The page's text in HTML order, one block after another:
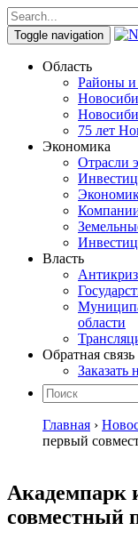
Toggle navigation
Область
Районы и
75 лет
Экономика
Отрасли
Власть
области
Обратная связь
Заказать
Главная ›
первый
совместный